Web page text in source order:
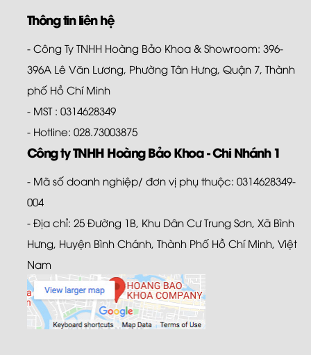
Thông tin liên hệ
- Công Ty TNHH Hoàng Bảo Khoa & Showroom: 396-
396A Lê Văn Lương, Phường Tân Hưng, Quận 7, Thành
phố Hồ Chí Minh
- MST : 0314628349
- Hotline: 028.73003875
Công ty TNHH Hoàng Bảo Khoa - Chi Nhánh 1
- Mã số doanh nghiệp/ đơn vị phụ thuộc: 0314628349-
004
- Địa chỉ: 25 Đường 1B, Khu Dân Cư Trung Sơn, Xã Bình
Hưng, Huyện Bình Chánh, Thành Phố Hồ Chí Minh, Việt
Nam